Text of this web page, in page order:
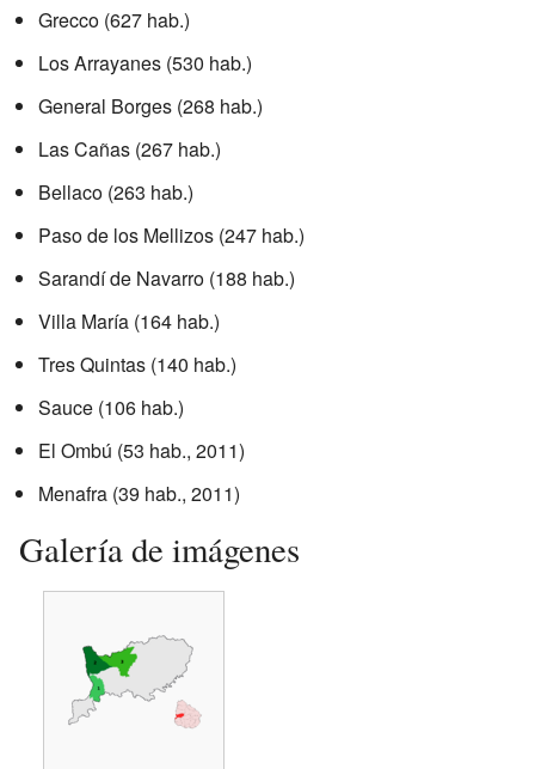
Grecco (627 hab.)
Los Arrayanes (530 hab.)
General Borges (268 hab.)
Las Cañas (267 hab.)
Bellaco (263 hab.)
Paso de los Mellizos (247 hab.)
Sarandí de Navarro (188 hab.)
Villa María (164 hab.)
Tres Quintas (140 hab.)
Sauce (106 hab.)
El Ombú (53 hab., 2011)
Menafra (39 hab., 2011)
Galería de imágenes